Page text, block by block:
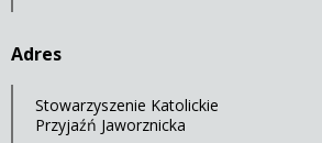
Adres
Stowarzyszenie Katolickie
Przyjaźń Jaworznicka